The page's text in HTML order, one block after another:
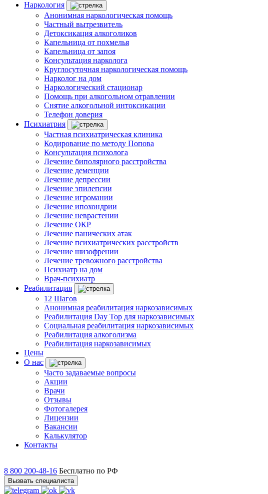
Наркология
Анонимная наркологическая помощь
Частный вытрезвитель
Детоксикация алкоголиков
Капельница от похмелья
Капельница от запоя
Консультация нарколога
Круглосуточная наркологическая помощь
Нарколог на дом
Наркологический стационар
Помощь при алкогольном отравлении
Снятие алкогольной интоксикации
Телефон доверия
Психиатрия
Частная психиатрическая клиника
Кодирование по методу Попова
Консультация психолога
Лечение биполярного расстройства
Лечение деменции
Лечение депрессии
Лечение эпилепсии
Лечение игромании
Лечение ипохондрии
Лечение неврастении
Лечение ОКР
Лечение панических атак
Лечение психиатрических расстройств
Лечение шизофрении
Лечение тревожного расстройства
Психиатр на дом
Врач-психиатр
Реабилитация
12 Шагов
Анонимная реабилитация наркозависимых
Реабилитация Day Top для наркозависимых
Социальная реабилитация наркозависимых
Реабилитация алкоголизма
Реабилитация наркозависимых
Цены
О нас
Часто задаваемые вопросы
Акции
Врачи
Отзывы
Фотогалерея
Лицензии
Вакансии
Калькулятор
Контакты
8 800 200-48-16 Бесплатно по РФ
Вызвать специалиста